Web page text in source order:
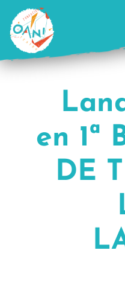
contenido
en 1ª
DE